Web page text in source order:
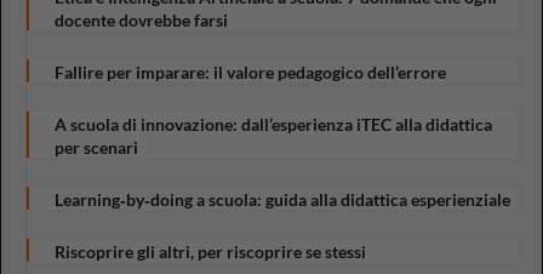
docente dovrebbe farsi
Fallire per imparare: il valore pedagogico dell’errore
A scuola di innovazione: dall’esperienza iTEC alla didattica
per scenari
Learning‑by‑doing a scuola: guida alla didattica esperienziale
Riscoprire gli altri, per riscoprire se stessi